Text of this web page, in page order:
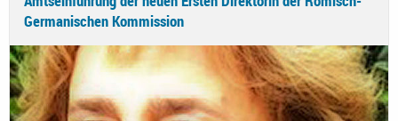
Germanischen Kommission